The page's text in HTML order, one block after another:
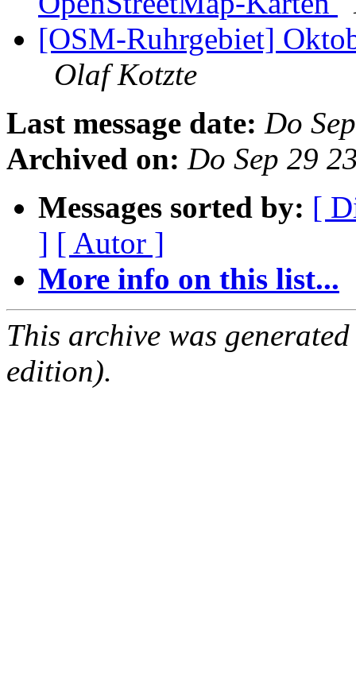
[OSM-Ruhrgebiet]
Olaf Kotzte
Last message date: Do
Archived on: Do Sep 29
Messages sorted by: [
] [ Autor ]
More info on this list...
This archive was
edition).